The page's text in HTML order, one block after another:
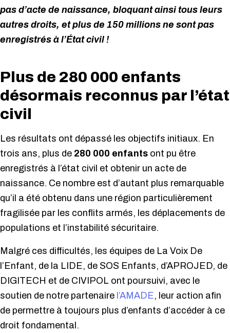
pas d’acte de naissance, bloquant ainsi tous leurs
autres droits, et plus de 150 millions ne sont pas
enregistrés à l’État civil !
Plus de 280 000 enfants
désormais reconnus par l’état
civil
Les résultats ont dépassé les objectifs initiaux. En
trois ans, plus de 280 000 enfants ont pu être
enregistrés à l’état civil et obtenir un acte de
naissance. Ce nombre est d’autant plus remarquable
qu’il a été obtenu dans une région particulièrement
fragilisée par les conflits armés, les déplacements de
populations et l’instabilité sécuritaire.
Malgré ces difficultés, les équipes de La Voix De
l’Enfant, de la LIDE, de SOS Enfants, d’APROJED, de
DIGITECH et de CIVIPOL ont poursuivi, avec le
soutien de notre partenaire l’AMADE, leur action afin
de permettre à toujours plus d’enfants d’accéder à ce
droit fondamental.